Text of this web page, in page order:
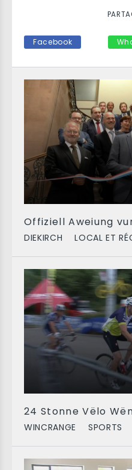
Offiziell Aweiung
DIEKIRCH LOCAL ET
24 Stonne Vëlo
WINCRANGE SPORTS
Facebook